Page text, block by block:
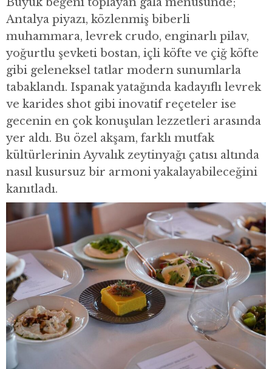
Antalya piyazı, közlenmiş biberli
muhammara, levrek crudo, enginarlı pilav,
yoğurtlu şevketi bostan, içli köfte ve çiğ köfte
gibi geleneksel tatlar modern sunumlarla
tabaklandı. Ispanak yatağında kadayıflı levrek
ve karides shot gibi inovatif reçeteler ise
gecenin en çok konuşulan lezzetleri arasında
yer aldı. Bu özel akşam, farklı mutfak
kültürlerinin Ayvalık zeytinyağı çatısı altında
nasıl kusursuz bir armoni yakalayabileceğini
kanıtladı.